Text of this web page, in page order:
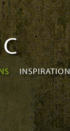
INSPIRATION